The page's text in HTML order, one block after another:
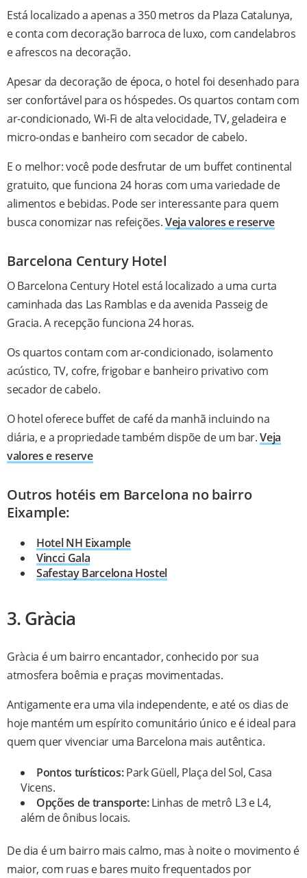
Está localizado a apenas a 350 metros da Plaza Catalunya,
e conta com decoração barroca de luxo, com candelabros ​​
e afrescos na decoração.
Apesar da decoração de época, o hotel foi desenhado para
ser confortável para os hóspedes. Os quartos contam com
ar-condicionado, Wi-Fi de alta velocidade, TV, geladeira e
micro-ondas e banheiro com secador de cabelo.
E o melhor: você pode desfrutar de um buffet continental
gratuito, que funciona 24 horas com uma variedade de
alimentos e bebidas. Pode ser interessante para quem
busca conomizar nas refeições.Veja valores e reserve
Barcelona Century Hotel
O Barcelona Century Hotel está localizado a uma curta
caminhada das Las Ramblas e da avenida Passeig de
Gracia. A recepção funciona 24 horas.
Os quartos contam com ar-condicionado, isolamento
acústico, TV, cofre, frigobar e banheiro privativo com
secador de cabelo.
O hotel oferece buffet de café da manhã incluindo na
diária, e a propriedade também dispõe de um bar.Veja
valores e reserve
Outros hotéis em Barcelona no bairro
Eixample:
Hotel NH Eixample
Vincci Gala
Safestay Barcelona Hostel
3. Gràcia
Gràcia é um bairro encantador, conhecido por sua
atmosfera boêmia e praças movimentadas.
Antigamente era uma vila independente, e até os dias de
hoje mantém um espírito comunitário único e é ideal para
quem quer vivenciar uma Barcelona mais autêntica.
Pontos turísticos:Park Güell, Plaça del Sol, Casa
Vicens.
Opções de transporte:Linhas de metrô L3 e L4,
além de ônibus locais.
De dia é um bairro mais calmo, mas à noite o movimento é
maior, com ruas e bares muito frequentados por